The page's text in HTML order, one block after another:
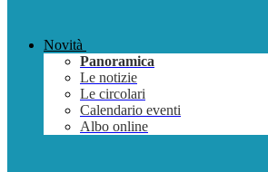
Novità
Panoramica
Le notizie
Le circolari
Calendario eventi
Albo online